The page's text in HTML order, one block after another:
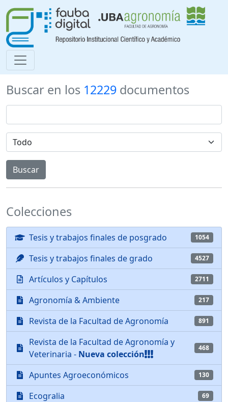
Buscar en los 12229 documentos
Colecciones
Tesis y trabajos finales de posgrado 1054
Tesis y trabajos finales de grado 4527
Artículos y Capítulos 2711
Agronomía & Ambiente 217
Revista de la Facultad de Agronomía 891
Revista de la Facultad de Agronomía y
Veterinaria - Nueva colección
468
Apuntes Agroeconómicos 130
Ecogralia 69